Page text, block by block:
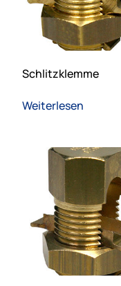
Schlitzklemme
Weiterlesen